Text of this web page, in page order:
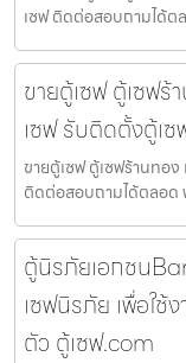
เซฟ ติดต่อสอบถามได้ต
ขายตู้เซฟ ตู้เซฟ
เซฟ รับติดตั้งตู้เ
ขายตู้เซฟ ตู้เซฟร้านทอ
ติดต่อสอบถามได้ตลอด
ตู้นิรภัยเอกชน
เซฟนิรภัย เพื่อใช้
ตัว ตู้เซฟ.com